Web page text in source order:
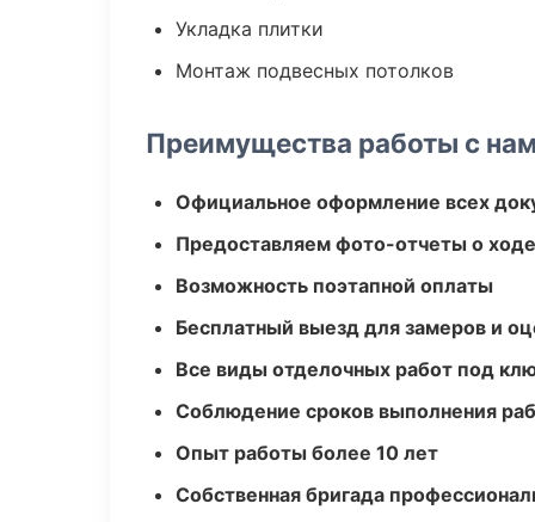
Укладка плитки
Монтаж подвесных потолков
Преимущества работы с
Официальное оформление всех
Предоставляем фото-отчеты о
Возможность поэтапной оплаты
Бесплатный выезд для замеров и
Все виды отделочных работ под
Соблюдение сроков выполнения
Опыт работы более 10 лет
Собственная бригада